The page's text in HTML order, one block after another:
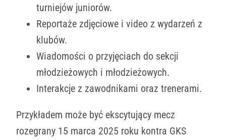
turniejów juniorów.
Reportaże zdjęciowe i video z wydarzeń z
klubów.
Wiadomości o przyjęciach do sekcji
młodzieżowych i młodzieżowych.
Interakcje z zawodnikami oraz trenerami.
Przykładem może być ekscytujący mecz
rozegrany 15 marca 2025 roku kontra GKS